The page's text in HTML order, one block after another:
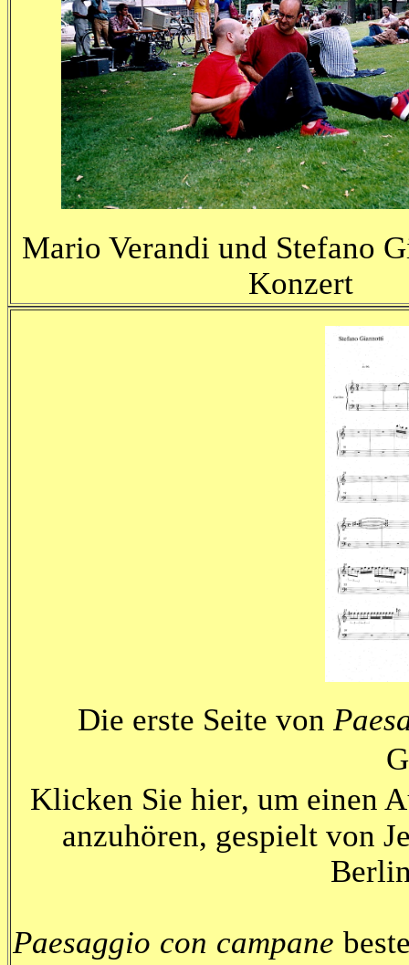
Mario Verandi und Stefano
Konzert
Die erste Seite von
Klicken Sie hier, um einen
anzuhören, gespielt von
Paesaggio con campane